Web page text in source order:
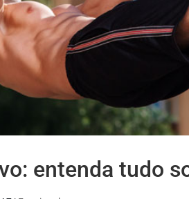
entenda tudo